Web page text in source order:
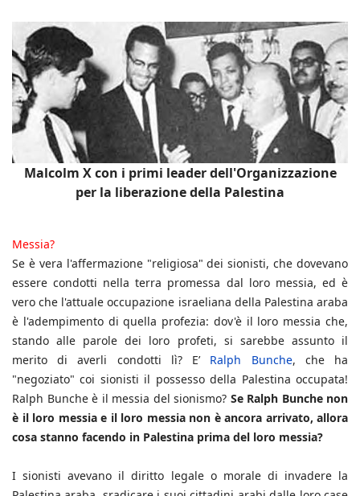
Malcolm X con i primi leader dell'Organizzazione
per la liberazione della Palestina
Messia?
Se è vera l'affermazione "religiosa" dei sionisti, che dovevano
essere condotti nella terra promessa dal loro messia, ed è
vero che l'attuale occupazione israeliana della Palestina araba
è l'adempimento di quella profezia: dov'è il loro messia che,
stando alle parole dei loro profeti, si sarebbe assunto il
merito di averli condotti lì? E’ Ralph Bunche, che ha
"negoziato" coi sionisti il possesso della Palestina occupata!
Ralph Bunche è il messia del sionismo? Se Ralph Bunche non
è il loro messia e il loro messia non è ancora arrivato, allora
cosa stanno facendo in Palestina prima del loro messia?
I sionisti avevano il diritto legale o morale di invadere la